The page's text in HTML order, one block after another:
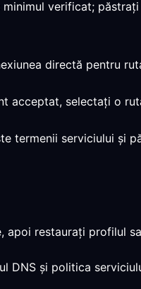
minimul verificat;
directă pentru
acceptat, selectați o
termenii serviciului și
restaurați profilul
DNS și politica